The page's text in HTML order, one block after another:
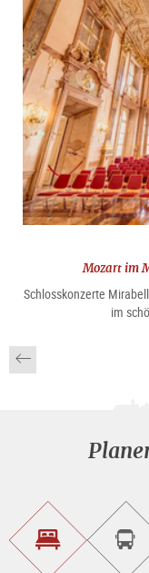
Mozart im
Schlosskonzerte
im